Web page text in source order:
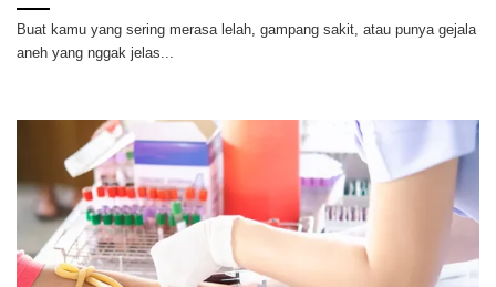
Buat kamu yang sering merasa lelah, gampang sakit, atau punya gejala
aneh yang nggak jelas...